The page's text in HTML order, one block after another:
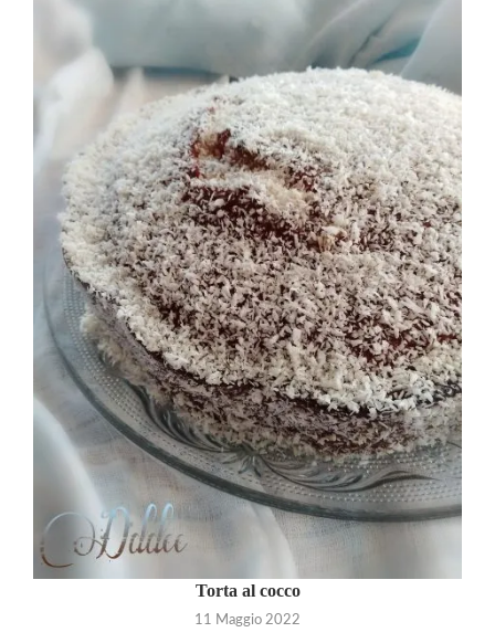
Torta al cocco
11 Maggio 2022